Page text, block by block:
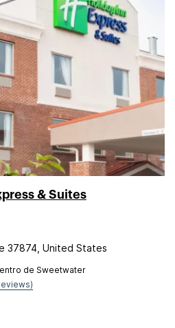
& Suites
37874, United States
de Sweetwater